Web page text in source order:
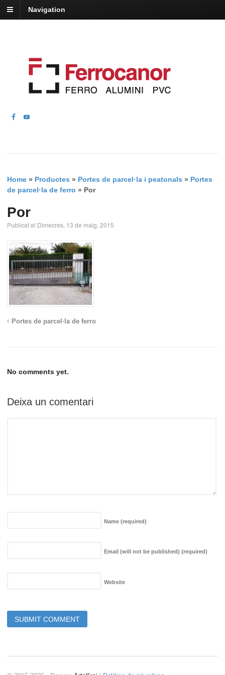
Navigation
Home » Productes » Portes de parcel·la i peatonals » Portes
de parcel·la de ferro » Por
Por
Publicat el Dimecres, 13 de maig, 2015
Portes de parcel·la de ferro
No comments yet.
Deixa un comentari
Name (required)
Email (will not be published) (required)
Website